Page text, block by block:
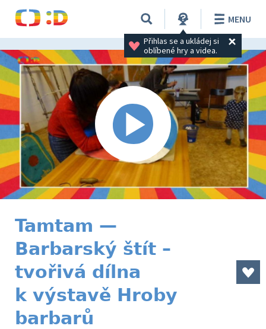
Přihlas se a ukládej si
oblíbené hry a videa.
MENU
Tamtam —
Barbarský štít –
tvořivá dílna
k výstavě Hroby
barbarů